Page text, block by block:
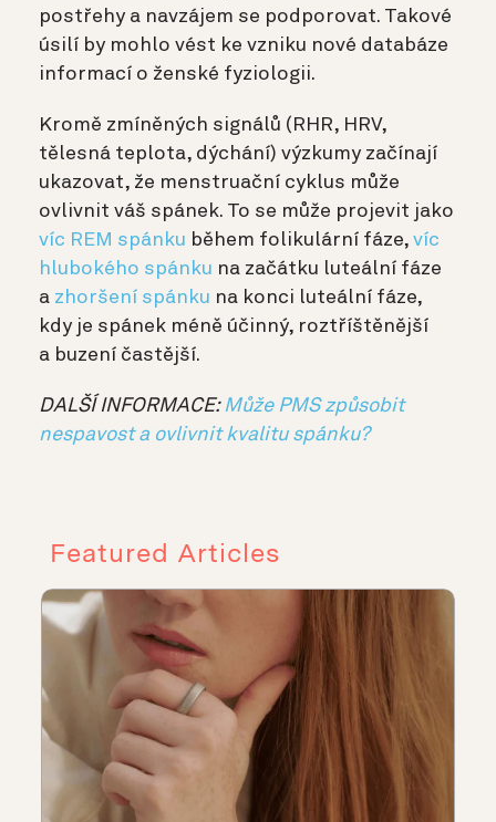
postřehy a navzájem se podporovat. Takové
úsilí by mohlo vést ke vzniku nové databáze
informací o ženské fyziologii.
Kromě zmíněných signálů (RHR, HRV,
tělesná teplota, dýchání) výzkumy začínají
ukazovat, že menstruační cyklus může
ovlivnit váš spánek. To se může projevit jako
víc REM spánku během folikulární fáze, víc
hlubokého spánku na začátku luteální fáze
a zhoršení spánku na konci luteální fáze,
kdy je spánek méně účinný, roztříštěnější
a buzení častější.
DALŠÍ INFORMACE: Může PMS způsobit
nespavost a ovlivnit kvalitu spánku?
Featured Articles